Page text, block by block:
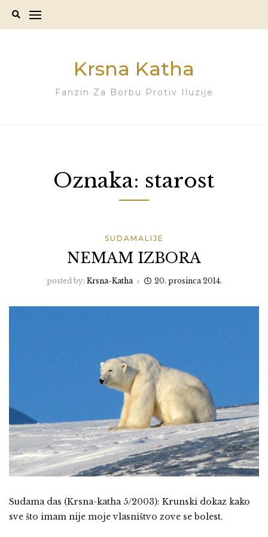
Krsna Katha
Fanzin Za Borbu Protiv Iluzije
Oznaka: starost
SUDAMALIJE
NEMAM IZBORA
posted by: Krsna-Katha 20. prosinca 2014.
Sudama das (Krsna-katha 5/2003): Krunski dokaz kako
sve što imam nije moje vlasništvo zove se bolest.